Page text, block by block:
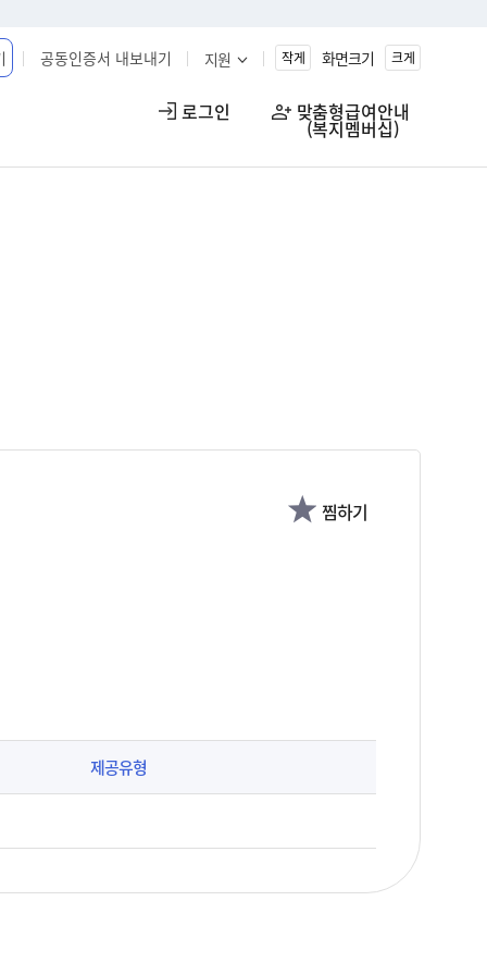
공동인증서 내보내기 지원 작게 화면크기 크게
로그인 맞춤형급여안내
(복지멤버십)
찜하기
제공유형